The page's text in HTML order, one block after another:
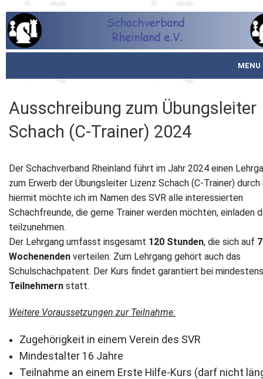
MENU
Schachjugend
Meistertafel
Fotos
Service
Newsletter
Kontakt
Impressum
Datenschutz
Ausschreibung zum Übungsleiter
Schach (C-Trainer) 2024
Der Schachverband Rheinland führt im Jahr 2024 einen
zum Erwerb der Übungsleiter Lizenz Schach (C-Trainer) durch
hiermit möchte ich im Namen des SVR alle interessierten
Schachfreunde, die gerne Trainer werden möchten, einladen
teilzunehmen.
Der Lehrgang umfasst insgesamt 120 Stunden, die sich auf 7
Wochenenden verteilen. Zum Lehrgang gehört auch das
Schulschachpatent. Der Kurs findet garantiert bei
Teilnehmern statt.
Weitere Voraussetzungen zur Teilnahme:
Zugehörigkeit in einem Verein des SVR
Mindestalter 16 Jahre
Teilnahme an einem Erste Hilfe-Kurs (darf nicht